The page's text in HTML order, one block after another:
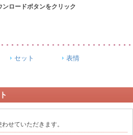
ンロードボタンをクリック
セット
表情
せていただきます。